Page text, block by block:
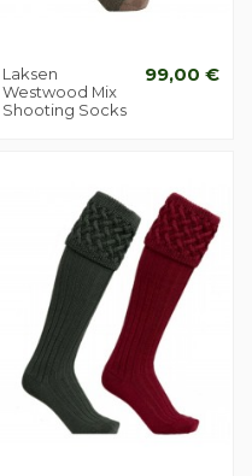
Laksen
Westwood Mix
Shooting Socks
99,00 €